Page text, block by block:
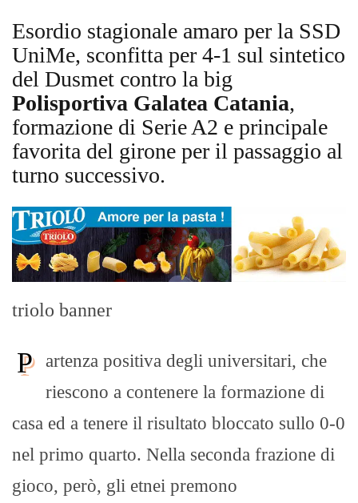
Esordio stagionale amaro per la SSD
UniMe, sconfitta per 4-1 sul sintetico
del Dusmet contro la big
Polisportiva Galatea Catania,
formazione di Serie A2 e principale
favorita del girone per il passaggio al
turno successivo.
triolo banner
P
artenza positiva degli universitari, che
riescono a contenere la formazione di
casa ed a tenere il risultato bloccato sullo 0-0
nel primo quarto. Nella seconda frazione di
gioco, però, gli etnei premono